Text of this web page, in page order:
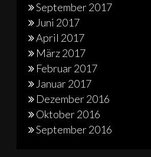
September 2017
Juni 2017
April 2017
März 2017
Februar 2017
Januar 2017
Dezember 2016
Oktober 2016
September 2016